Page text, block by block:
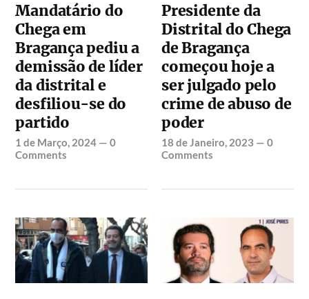
Mandatário do
Chega em
Bragança pediu a
demissão de líder
da distrital e
desfiliou-se do
partido
1 de Março, 2024 —0
Comments
Presidente da
Distrital do Chega
de Bragança
começou hoje a
ser julgado pelo
crime de abuso de
poder
18 de Janeiro, 2023 —0
Comments